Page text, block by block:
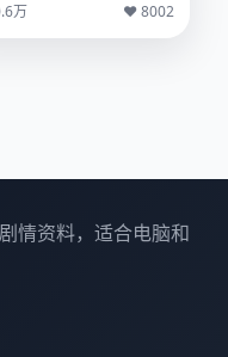
万 ♥ 8002
情资料，适合电脑和